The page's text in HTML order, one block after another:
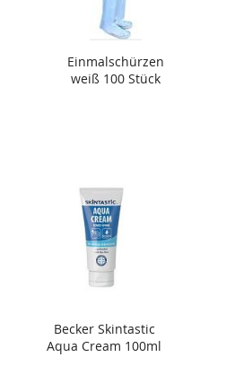
Einmalschürzen
weiß 100 Stück
Becker Skintastic
Aqua Cream 100ml